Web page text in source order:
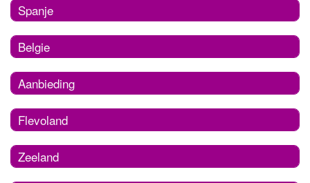
Spanje
Belgie
Aanbieding
Flevoland
Zeeland